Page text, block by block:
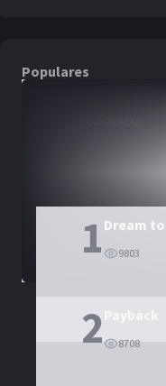
Populares
1 Dream to
9803
2Payback
8708